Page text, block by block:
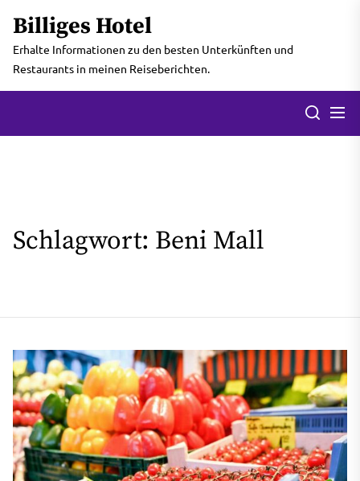
the
content
Billiges Hotel
Erhalte Informationen zu den besten Unterkünften und
Restaurants in meinen Reiseberichten.
Search
Schlagwort: Beni Mall